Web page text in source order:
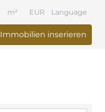
Language
Immobilien inserieren
EUR
m²